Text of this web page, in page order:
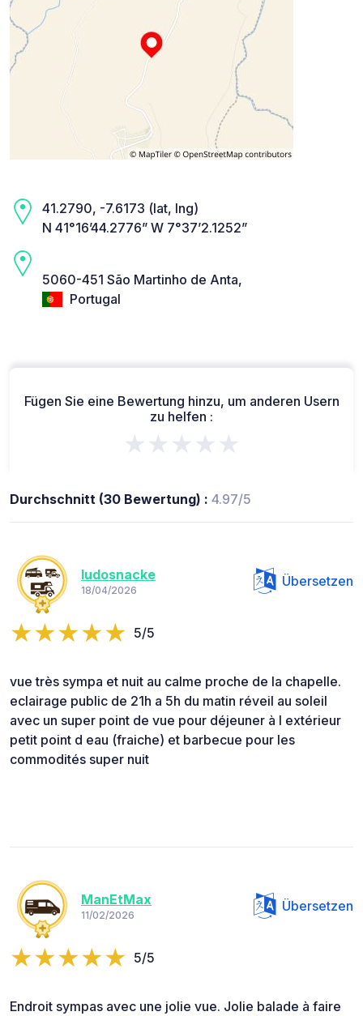
41.2790, -7.6173 (lat, lng)
N 41°16’44.2776” W 7°37’2.1252”
5060-451 São Martinho de Anta,
Portugal
Fügen Sie eine Bewertung hinzu, um anderen Usern
zu helfen :
★★★★★
Durchschnitt (30 Bewertung) : 4.97/5
ludosnacke
18/04/2026
Übersetzen
5/5
vue très sympa et nuit au calme proche de la chapelle.
eclairage public de 21h a 5h du matin réveil au soleil
avec un super point de vue pour déjeuner à l extérieur
petit point d eau (fraiche) et barbecue pour les
commodités super nuit
ManEtMax
11/02/2026
Übersetzen
5/5
Endroit sympas avec une jolie vue. Jolie balade à faire